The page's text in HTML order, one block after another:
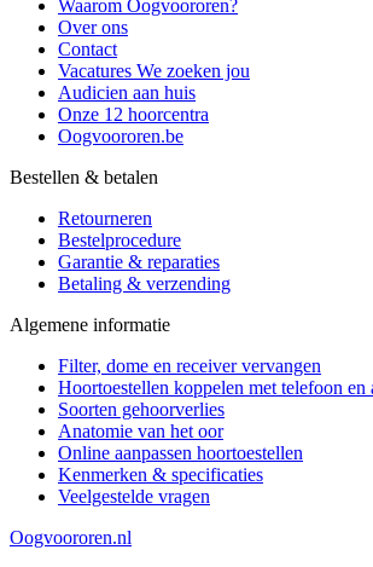
Waarom Oogvoororen?
Over ons
Contact
Vacatures We zoeken jou
Audicien aan huis
Onze 12 hoorcentra
Oogvoororen.be
Bestellen & betalen
Retourneren
Bestelprocedure
Garantie & reparaties
Betaling & verzending
Algemene informatie
Filter, dome en receiver vervangen
Hoortoestellen koppelen met telefoon en
Soorten gehoorverlies
Anatomie van het oor
Online aanpassen hoortoestellen
Kenmerken & specificaties
Veelgestelde vragen
Oogvoororen.nl